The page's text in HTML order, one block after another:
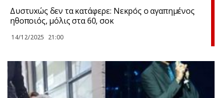
Δυστυxώς δεν τα κατάφερε: Νεκpóς ο αγαπημένος
ηθοποιός, μόλις στα 60, σoκ
14/12/2025 21:00